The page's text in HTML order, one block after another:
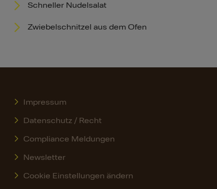
Schneller Nudelsalat
Zwiebelschnitzel aus dem Ofen
Impressum
Datenschutz / Recht
Compliance Meldungen
Newsletter
Cookie Einstellungen ändern